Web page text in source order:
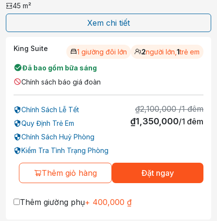
45 m²
Xem chi tiết
King Suite 1 giường đôi lớn 2người lớn, 1trẻ em
Đã bao gồm bữa sáng
Chính sách báo giá đoàn
Chính Sách Lễ Tết
Quy Định Trẻ Em
Chính Sách Huỷ Phòng
Kiểm Tra Tình Trạng Phòng
₫2,100,000 /1 đêm
₫1,350,000/1 đêm
Thêm giỏ hàng Đặt ngay
Thêm giường phụ+ 400,000 ₫